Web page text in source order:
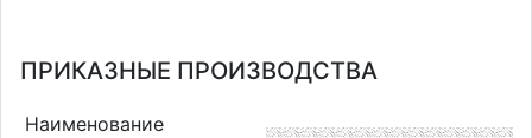
ПРИКАЗНЫЕ ПРОИЗВОДСТВА
Наименование